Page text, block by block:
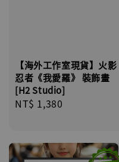
【海外工作室現貨】火影
忍者《我愛羅》 裝飾畫
[H2 Studio]
Regular
NT$ 1,380